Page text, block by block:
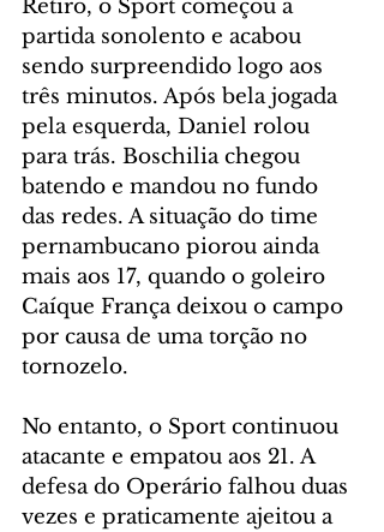
Retiro, o Sport começou a
partida sonolento e acabou
sendo surpreendido logo aos
três minutos. Após bela jogada
pela esquerda, Daniel rolou
para trás. Boschilia chegou
batendo e mandou no fundo
das redes. A situação do time
pernambucano piorou ainda
mais aos 17, quando o goleiro
Caíque França deixou o campo
por causa de uma torção no
tornozelo.
No entanto, o Sport continuou
atacante e empatou aos 21. A
defesa do Operário falhou duas
vezes e praticamente ajeitou a